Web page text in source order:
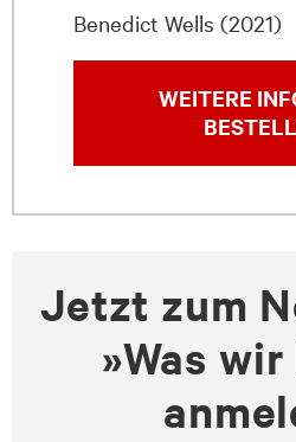
Benedict Wells (2021)
WEITERE
Jetzt zum
»Was